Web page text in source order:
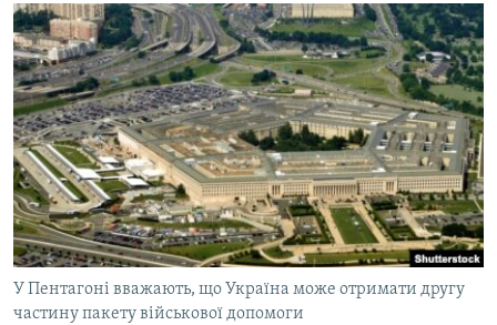
ВСЕ ЗА ДЕНЬ
СПЕЦПРОЕКТИ
ДЕПОРТАЦІЯ
ВІДЕОУРОКИ «ELIFBE»
СВІДЧЕННЯ ОКУПАЦІЇ
УКРАЇНСЬКА ПРОБЛЕМА КРИМУ
ІНФОГРАФІКА
ЯК ОБІЙТИ БЛОКУВАННЯ
Русский
Qırımtatar
ДОЛУЧАЙСЯ!
У Пентагоні вважають, що Україна може отримати другу
частину пакету військової допомоги